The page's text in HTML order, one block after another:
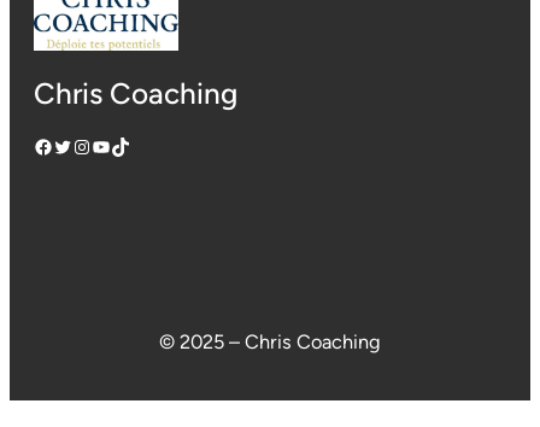
Chris Coaching
Facebook Twitter InstagramYouTube TikTok
© 2025 – Chris Coaching